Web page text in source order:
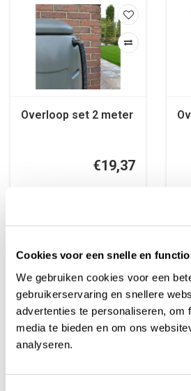
Cookies voor een snelle en
We gebruiken cookies voor een
gebruikerservaring en snellere
advertenties te personaliseren, om
media te bieden en om ons
analyseren.
Overloop set 2 meter
€19,37
Meer info